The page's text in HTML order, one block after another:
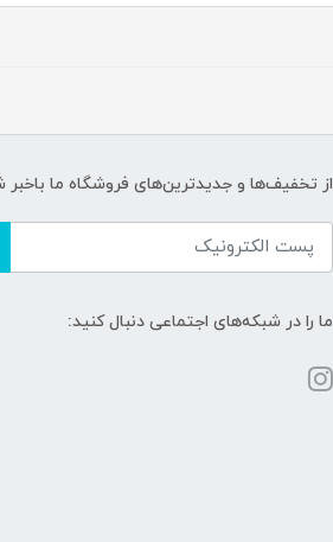
از تخفیف‌ها و جدیدترین‌های فروشگاه ما باخبر
ما را در شبکه‌های اجتماعی دنبال کنید: